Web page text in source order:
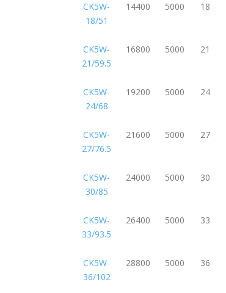
CK5W-
18/51
14400 5000 18
CK5W-
21/59.5
16800 5000 21
CK5W-
24/68
19200 5000 24
CK5W-
27/76.5
21600 5000 27
CK5W-
30/85
24000 5000 30
CK5W-
33/93.5
26400 5000 33
CK5W-
36/102
28800 5000 36